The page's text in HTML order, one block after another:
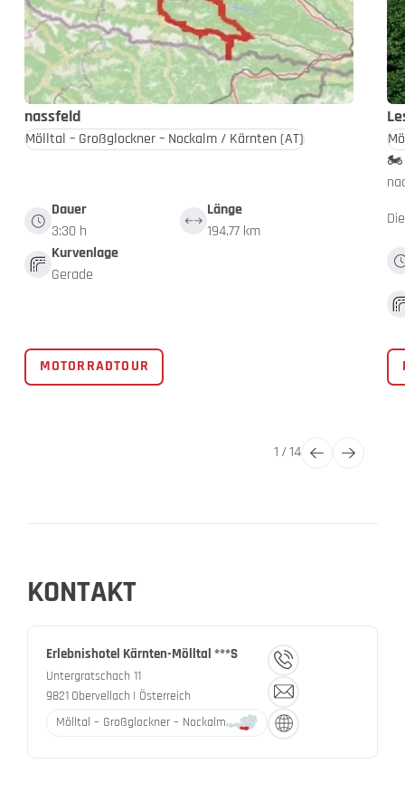
nassfeld
Mölltal – Großglockner – Nockalm / Kärnten(AT)
Dauer
3:30 h
Länge
194.77 km
Kurvenlage
Gerade
MOTORRADTOUR
🏍️
1 /14
KONTAKT
Erlebnishotel Kärnten-Mölltal ***S
Untergratschach 11
9821 Obervellach | Österreich
Mölltal – Großglockner – Nockalm